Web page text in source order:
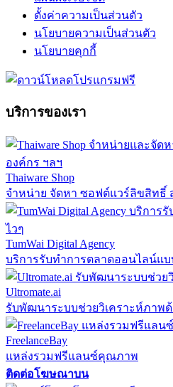
ตั้งค่าความเป็นส่วนตัว
นโยบายความเป็นส่วนตัว
นโยบายคุกกี้
บริการของเรา
Thaiware Shop
จำหน่าย จัดหา ซอฟต์แวร์ลิขสิทธิ์
TumWai Digital Agency
บริการรับทำการตลาดออนไลน์แบ
Ultromate.ai
รับพัฒนาระบบช่วยวิเคราะห์ภาพ
FreelanceBay
แหล่งรวมฟรีแลนซ์คุณภาพ
ติดต่อโฆษณาบน